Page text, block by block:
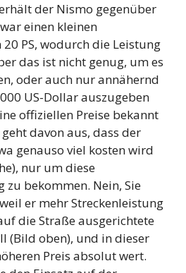
der Nismo gegenüber
einen kleinen
PS, wodurch die Leistung
das ist nicht genug, um es
oder auch nur annähernd
US-Dollar auszugeben
offiziellen Preise bekannt
davon aus, dass der
genauso viel kosten wird
nur um diese
zu bekommen. Nein, Sie
er mehr Streckenleistung
die Straße ausgerichtete
(Bild oben), und in dieser
Preis absolut wert.